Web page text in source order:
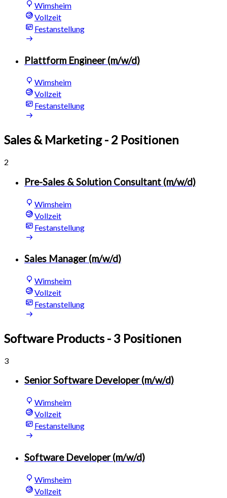
Wimsheim
Vollzeit
Festanstellung
Plattform Engineer (m/w/d)
Wimsheim
Vollzeit
Festanstellung
Sales & Marketing- 2 Positionen
2
Pre-Sales & Solution Consultant (m/w/d)
Wimsheim
Vollzeit
Festanstellung
Sales Manager (m/w/d)
Wimsheim
Vollzeit
Festanstellung
Software Products- 3 Positionen
3
Senior Software Developer (m/w/d)
Wimsheim
Vollzeit
Festanstellung
Software Developer (m/w/d)
Wimsheim
Vollzeit